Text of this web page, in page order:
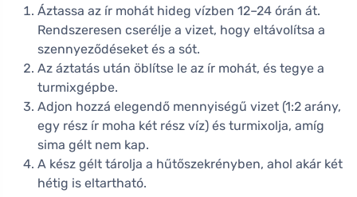
Áztassa az ír mohát hideg vízben 12–24 órán át.
Rendszeresen cserélje a vizet, hogy eltávolítsa a
szennyeződéseket és a sót.
Az áztatás után öblítse le az ír mohát, és tegye a
turmixgépbe.
Adjon hozzá elegendő mennyiségű vizet (1:2 arány,
egy rész ír moha két rész víz) és turmixolja, amíg
sima gélt nem kap.
A kész gélt tárolja a hűtőszekrényben, ahol akár két
hétig is eltartható.